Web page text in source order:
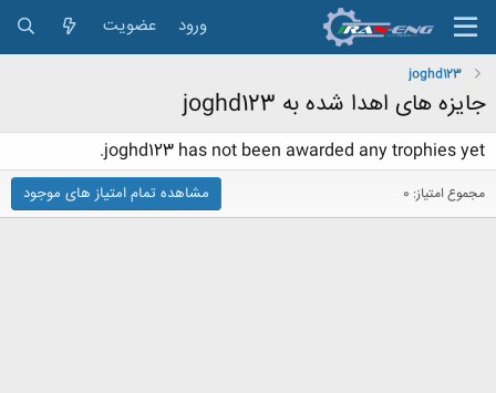
ورود عضویت
joghd123
جایزه های اهدا شده به joghd123
joghd123 has not been awarded any trophies yet.
مجموع امتیاز: 0 مشاهده تمام امتیاز های موجود